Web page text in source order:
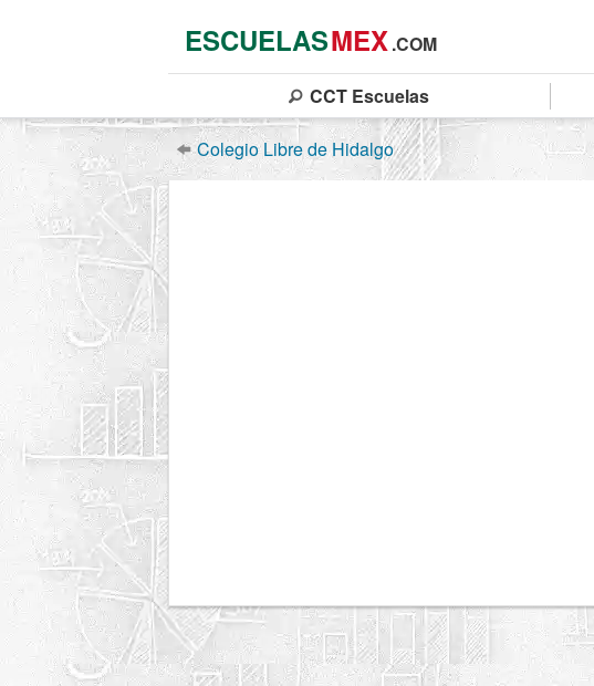
ESCUELASMEX.COM
CCT Escuelas
Colegio Libre de Hidalgo